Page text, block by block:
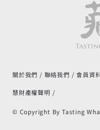
關於我們 聯絡我們 會員資
慧財產權聲明
© Copyright By Tasting